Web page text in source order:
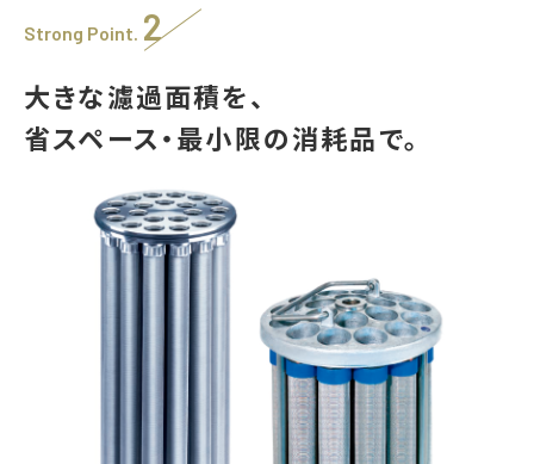
Strong Point. 2
大きな濾過面積を、
省スペース・最小限の消耗品で。